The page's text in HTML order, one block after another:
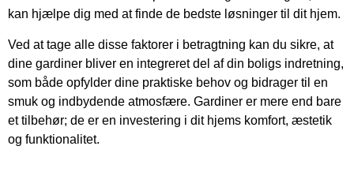
kan hjælpe dig med at finde de bedste løsninger til dit hjem.
Ved at tage alle disse faktorer i betragtning kan du sikre, at
dine gardiner bliver en integreret del af din boligs indretning,
som både opfylder dine praktiske behov og bidrager til en
smuk og indbydende atmosfære. Gardiner er mere end bare
et tilbehør; de er en investering i dit hjems komfort, æstetik
og funktionalitet.